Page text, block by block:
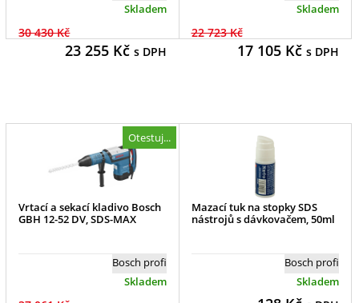
Skladem
30 430 Kč
23 255Kč s DPH
Skladem
22 723 Kč
17 105Kč s DPH
Otestuj...
Vrtací a sekací kladivo Bosch
GBH 12-52 DV, SDS-MAX
Bosch profi
Skladem
Mazací tuk na stopky SDS
nástrojů s dávkovačem, 50ml
Bosch profi
Skladem